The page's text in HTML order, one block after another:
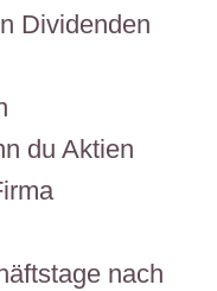
Dividenden
du Aktien
nach